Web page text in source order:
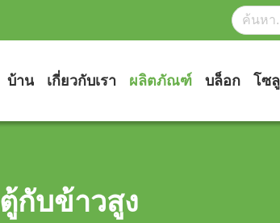
บ้าน เกี่ยวกับเรา ผลิตภัณฑ์ บล็อก โซ
ตู้กับข้าวสูง